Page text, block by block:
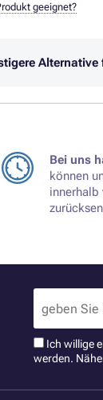
geeignet?
Alternative
Bei uns
können
innerhalb
Ich willige
werden.